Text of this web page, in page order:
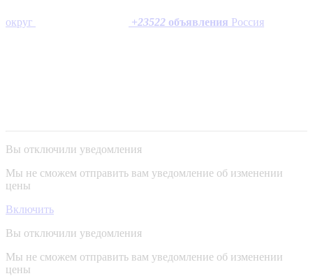
округ +23522 объявления Россия
Вы отключили уведомления
Мы не сможем отправить вам уведомление об изменении
цены
Включить
Вы отключили уведомления
Мы не сможем отправить вам уведомление об изменении
цены